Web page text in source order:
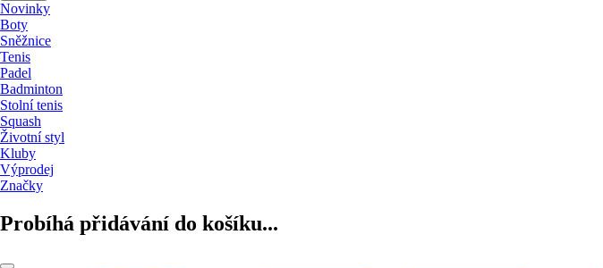
Novinky
Boty
Sněžnice
Tenis
Padel
Badminton
Stolní tenis
Squash
Životní styl
Kluby
Výprodej
Značky
Probíhá přidávání do košíku...